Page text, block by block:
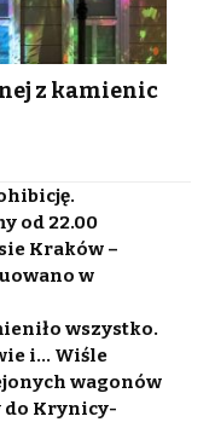
z kamienic
od 22.00
Kraków –
w
wszystko.
i… Wiśle
wagonów
do Krynicy-